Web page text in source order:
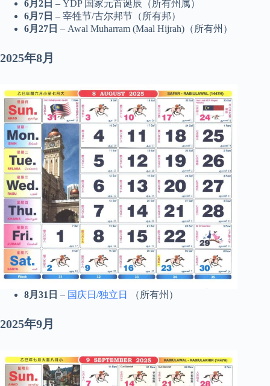
6月2日 – YDP 国家元首诞辰（所有州属）
6月7日 – 宰牲节/古尔邦节（所有邦）
6月27日 – Awal Muharram (Maal Hijrah)（所有州）
2025年8月
8月31日 – 国庆日/独立日 （所有州）
2025年9月